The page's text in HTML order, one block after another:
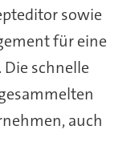
sowie
für eine
schnelle
auch